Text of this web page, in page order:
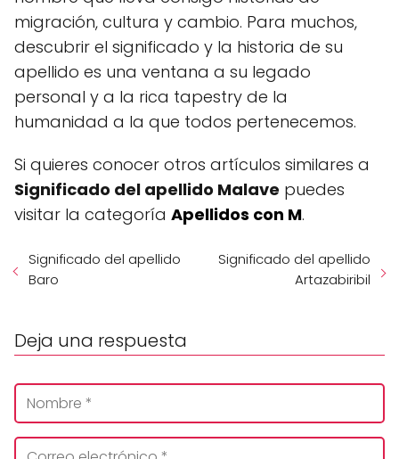
migración, cultura y cambio. Para muchos,
descubrir el significado y la historia de su
apellido es una ventana a su legado
personal y a la rica tapestry de la
humanidad a la que todos pertenecemos.
Si quieres conocer otros artículos similares a
Significado del apellido Malave puedes
visitar la categoría Apellidos con M.
Significado del apellido
Baro
Significado del apellido
Artazabiribil
Deja una respuesta